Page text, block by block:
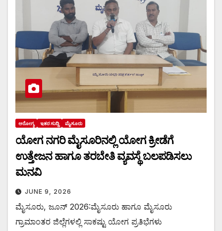
ಆರೋಗ್ಯ ಇತರ ಸುದ್ದಿ ಮೈಸೂರು
ಯೋಗ ನಗರಿ ಮೈಸೂರಿನಲ್ಲಿ ಯೋಗ ಕ್ರೀಡೆಗೆ
ಉತ್ತೇಜನ ಹಾಗೂ ತರಬೇತಿ ವ್ಯವಸ್ಥೆ ಬಲಪಡಿಸಲು
ಮನವಿ
JUNE 9, 2026
ಮೈಸೂರು, ಜೂನ್ 2026:ಮೈಸೂರು ಹಾಗೂ ಮೈಸೂರು
ಗ್ರಾಮಾಂತರ ಜಿಲ್ಲೆಗಳಲ್ಲಿ ಸಾಕಷ್ಟು ಯೋಗ ಪ್ರತಿಭೆಗಳು